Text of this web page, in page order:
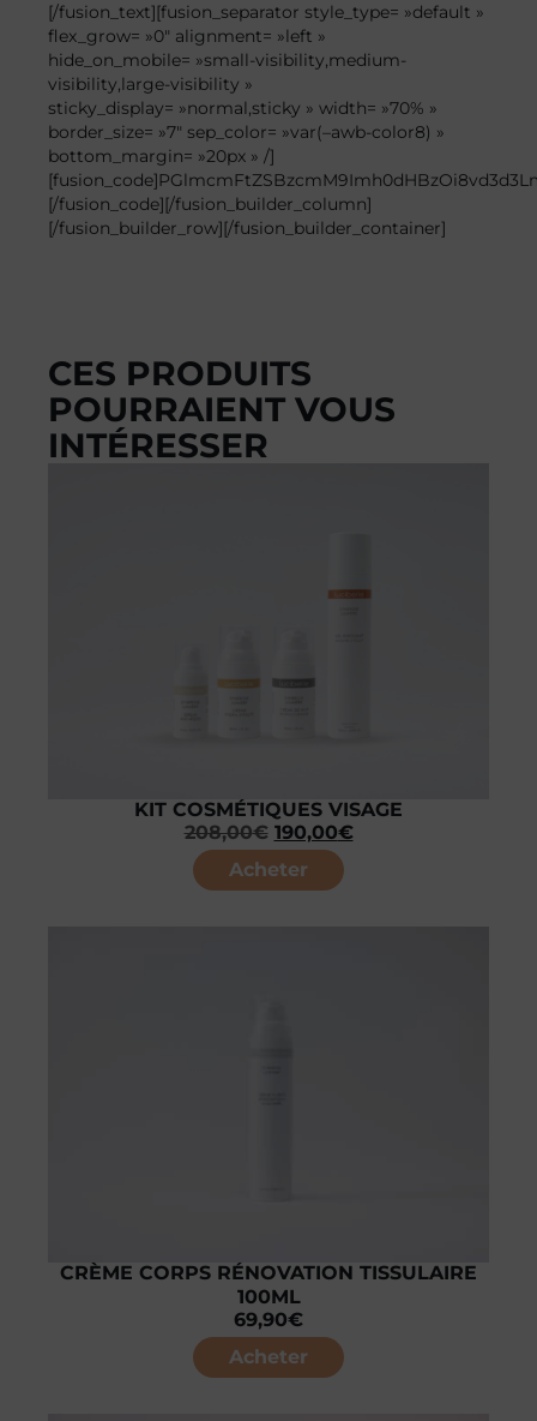
[/fusion_text][fusion_separator style_type= »default »
flex_grow= »0″ alignment= »left »
hide_on_mobile= »small-visibility,medium-
visibility,large-visibility »
sticky_display= »normal,sticky » width= »70% »
border_size= »7″ sep_color= »var(–awb-color8) »
bottom_margin= »20px » /]
[/fusion_code][/fusion_builder_column]
[/fusion_builder_row][/fusion_builder_container]
CES PRODUITS
POURRAIENT VOUS
INTÉRESSER
KIT COSMÉTIQUES VISAGE
208,00€ 190,00€
Acheter
CRÈME CORPS RÉNOVATION TISSULAIRE
100ML
69,90€
Acheter